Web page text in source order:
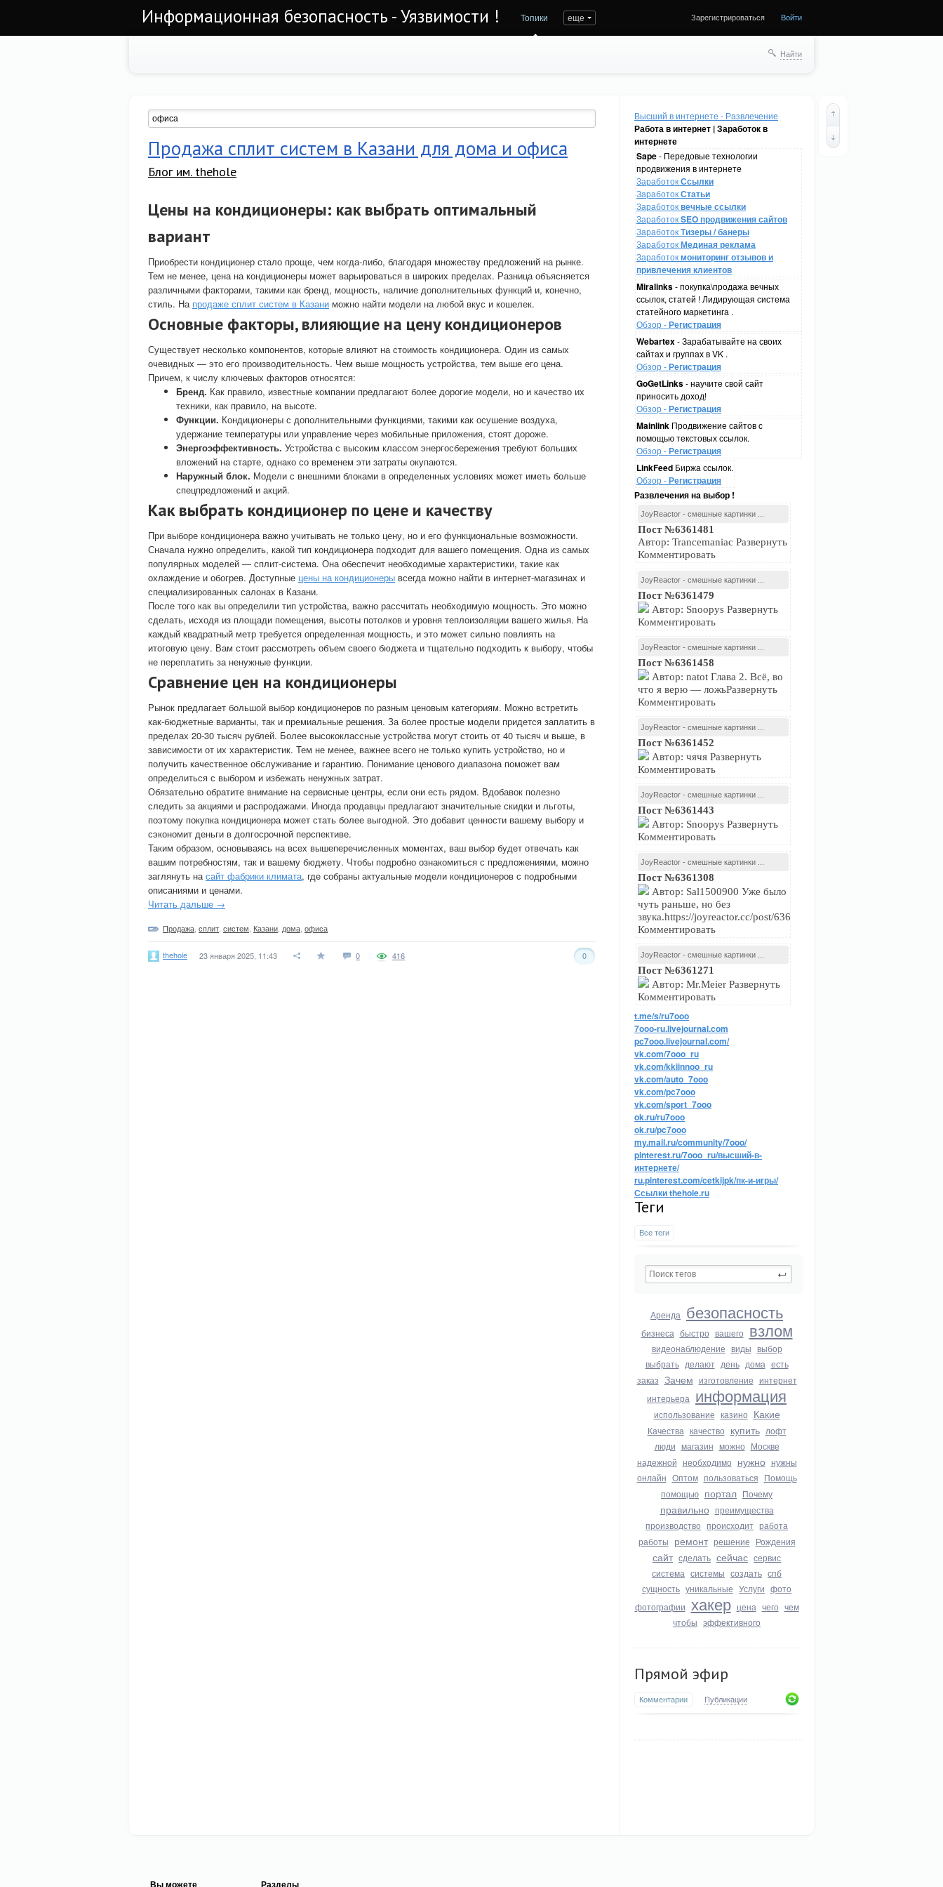
Информационная безопасность - Уязвимости ! Топики еще Зарегистрироваться Войти
Найти
Высший в интернете - Развлечение
Работа в интернет | Заработок в
интернете
Sape- Передовые технологии
продвижения в интернете
ЗаработокСсылки
ЗаработокСтатьи
Заработоквечные ссылки
ЗаработокSEO продвижения сайтов
ЗаработокТизеры / банеры
ЗаработокМединая реклама
Заработокмониторинг отзывов и
привлечения клиентов
Miralinks- покупка\продажа вечных
ссылок, статей ! Лидирующая система
статейного маркетинга .
Обзор -Регистрация
Webartex- Зарабатывайте на своих
сайтах и группах в VK .
Обзор -Регистрация
GoGetLinks- научите свой сайт
приносить доход!
Обзор -Регистрация
Mainlink Продвижение сайтов с
помощью текстовых ссылок.
Обзор -Регистрация
LinkFeed Биржа ссылок.
Обзор -Регистрация
Развлечения на выбор !
JoyReactor - смешные картинки ...
Пост №6361481
Автор: Trancemaniac Развернуть
Комментировать
JoyReactor - смешные картинки ...
Пост №6361479
Автор: Snoopys Развернуть
Комментировать
JoyReactor - смешные картинки ...
Пост №6361458
Автор: natot Глава 2. Всё, во
что я верю — ложьРазвернуть
Комментировать
JoyReactor - смешные картинки ...
Пост №6361452
Автор: чячя Развернуть
Комментировать
JoyReactor - смешные картинки ...
Пост №6361443
Автор: Snoopys Развернуть
Комментировать
JoyReactor - смешные картинки ...
Пост №6361308
Автор: Sal1500900 Уже было
чуть раньше, но без
звука.https://joyreactor.cc/post/6361233Развернуть
Комментировать
JoyReactor - смешные картинки ...
Пост №6361271
Автор: Mr.Meier Развернуть
Комментировать
t.me/s/ru7ooo
7ooo-ru.livejournal.com
pc7ooo.livejournal.com/
vk.com/7ooo_ru
vk.com/kkiinnoo_ru
vk.com/auto_7ooo
vk.com/pc7ooo
vk.com/sport_7ooo
ok.ru/ru7ooo
ok.ru/pc7ooo
my.mail.ru/community/7ooo/
pinterest.ru/7ooo_ru/высший-в-
интернете/
ru.pinterest.com/cetkijpk/пк-и-игры/
Ссылки thehole.ru
Теги
Все теги
Аренда безопасность
бизнеса быстро вашего взлом
видеонаблюдение виды выбор
выбрать делают день дома есть
заказ Зачем изготовление интернет
интерьера информация
использование казино Какие
Качества качество купить лофт
люди магазин можно Москве
надежной необходимо нужно нужны
онлайн Оптом пользоваться Помощь
помощью портал Почему
правильно преимущества
производство происходит работа
работы ремонт решение Рождения
сайт сделать сейчас сервис
система системы создать спб
сущность уникальные Услуги фото
фотографии хакер цена чего чем
чтобы эффективного
Прямой эфир
Комментарии Публикации
Продажа сплит систем в Казани для дома и офиса
Блог им. thehole
Цены на кондиционеры: как выбрать оптимальный
вариант
Приобрести кондиционер стало проще, чем когда-либо, благодаря множеству предложений на рынке.
Тем не менее, цена на кондиционеры может варьироваться в широких пределах. Разница объясняется
различными факторами, такими как бренд, мощность, наличие дополнительных функций и, конечно,
стиль. На продаже сплит систем в Казани можно найти модели на любой вкус и кошелек.
Основные факторы, влияющие на цену кондиционеров
Существует несколько компонентов, которые влияют на стоимость кондиционера. Один из самых
очевидных — это его производительность. Чем выше мощность устройства, тем выше его цена.
Причем, к числу ключевых факторов относятся:
Бренд. Как правило, известные компании предлагают более дорогие модели, но и качество их
техники, как правило, на высоте.
Функции. Кондиционеры с дополнительными функциями, такими как осушение воздуха,
удержание температуры или управление через мобильные приложения, стоят дороже.
Энергоэффективность. Устройства с высоким классом энергосбережения требуют больших
вложений на старте, однако со временем эти затраты окупаются.
Наружный блок. Модели с внешними блоками в определенных условиях может иметь больше
спецпредложений и акций.
Как выбрать кондиционер по цене и качеству
При выборе кондиционера важно учитывать не только цену, но и его функциональные возможности.
Сначала нужно определить, какой тип кондиционера подходит для вашего помещения. Одна из самых
популярных моделей — сплит-система. Она обеспечит необходимые характеристики, такие как
охлаждение и обогрев. Доступные цены на кондиционеры всегда можно найти в интернет-магазинах и
специализированных салонах в Казани.
После того как вы определили тип устройства, важно рассчитать необходимую мощность. Это можно
сделать, исходя из площади помещения, высоты потолков и уровня теплоизоляции вашего жилья. На
каждый квадратный метр требуется определенная мощность, и это может сильно повлиять на
итоговую цену. Вам стоит рассмотреть объем своего бюджета и тщательно подходить к выбору, чтобы
не переплатить за ненужные функции.
Сравнение цен на кондиционеры
Рынок предлагает большой выбор кондиционеров по разным ценовым категориям. Можно встретить
как-бюджетные варианты, так и премиальные решения. За более простые модели придется заплатить в
пределах 20-30 тысяч рублей. Более высококлассные устройства могут стоить от 40 тысяч и выше, в
зависимости от их характеристик. Тем не менее, важнее всего не только купить устройство, но и
получить качественное обслуживание и гарантию. Понимание ценового диапазона поможет вам
определиться с выбором и избежать ненужных затрат.
Обязательно обратите внимание на сервисные центры, если они есть рядом. Вдобавок полезно
следить за акциями и распродажами. Иногда продавцы предлагают значительные скидки и льготы,
поэтому покупка кондиционера может стать более выгодной. Это добавит ценности вашему выбору и
сэкономит деньги в долгосрочной перспективе.
Таким образом, основываясь на всех вышеперечисленных моментах, ваш выбор будет отвечать как
вашим потребностям, так и вашему бюджету. Чтобы подробно ознакомиться с предложениями, можно
заглянуть насайт фабрики климата, где собраны актуальные модели кондиционеров с подробными
описаниями и ценами.
Читать дальше →
Продажа сплит систем Казани дома офиса
thehole 23 января 2025, 11:43 0 0
416
Вы можете Разделы